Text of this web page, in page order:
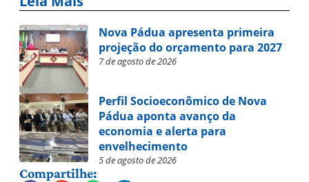
Nova Pádua apresenta primeira
projeção do orçamento para 2027
7 de agosto de 2026
Perfil Socioeconômico de Nova
Pádua aponta avanço da
economia e alerta para
envelhecimento
5 de agosto de 2026
Compartilhe: